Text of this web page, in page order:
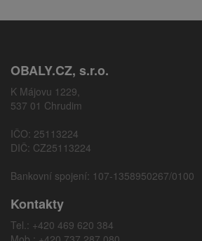
OBALY.CZ, s.r.o.
K Májovu 1229,
537 01 Chrudim
IČO: 25113224
DIČ: CZ25113224
Bankovní spojení: 107-1358950267/0100
Kontakty
Tel.: +420 469 620 384